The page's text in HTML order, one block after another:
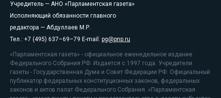
Учредитель — АНО «Парламентская газета»
Исполняющий обязанности главного
редактора — Абдуллаев М.Р.
Тел.: +7 (495) 637–69–79 E-mail: pg@pnp.ru
«Парламентская газета» - официальное еженедельное издание
Федерального Собрания РФ. Издается с 1997 года. Учредители
газеты - Государственная Дума и Совет Федерации РФ. Официальный
публикатор федеральных конституционных законов, федеральных
законов и актов палат Федерального Собрания. «Парламентская